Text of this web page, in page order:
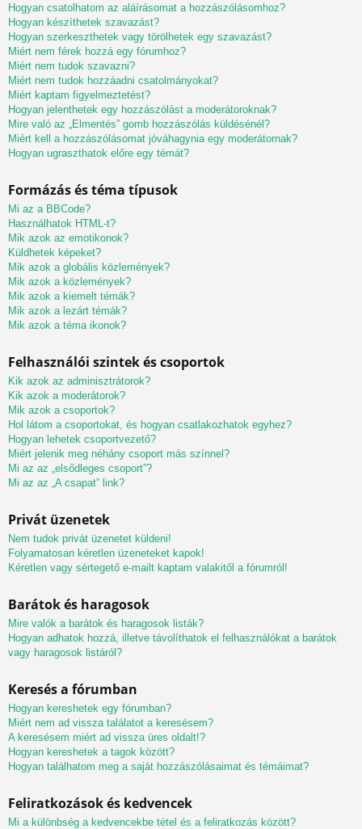
Hogyan csatolhatom az aláírásomat a hozzászólásomhoz?
Hogyan készíthetek szavazást?
Hogyan szerkeszthetek vagy törölhetek egy szavazást?
Miért nem férek hozzá egy fórumhoz?
Miért nem tudok szavazni?
Miért nem tudok hozzáadni csatolmányokat?
Miért kaptam figyelmeztetést?
Hogyan jelenthetek egy hozzászólást a moderátoroknak?
Mire való az „Elmentés” gomb hozzászólás küldésénél?
Miért kell a hozzászólásomat jóváhagynia egy moderátornak?
Hogyan ugraszthatok előre egy témát?
Formázás és téma típusok
Mi az a BBCode?
Használhatok HTML-t?
Mik azok az emotikonok?
Küldhetek képeket?
Mik azok a globális közlemények?
Mik azok a közlemények?
Mik azok a kiemelt témák?
Mik azok a lezárt témák?
Mik azok a téma ikonok?
Felhasználói szintek és csoportok
Kik azok az adminisztrátorok?
Kik azok a moderátorok?
Mik azok a csoportok?
Hol látom a csoportokat, és hogyan csatlakozhatok egyhez?
Hogyan lehetek csoportvezető?
Miért jelenik meg néhány csoport más színnel?
Mi az az „elsődleges csoport”?
Mi az az „A csapat” link?
Privát üzenetek
Nem tudok privát üzenetet küldeni!
Folyamatosan kéretlen üzeneteket kapok!
Kéretlen vagy sértegető e-mailt kaptam valakitől a fórumról!
Barátok és haragosok
Mire valók a barátok és haragosok listák?
Hogyan adhatok hozzá, illetve távolíthatok el felhasználókat a barátok
vagy haragosok listáról?
Keresés a fórumban
Hogyan kereshetek egy fórumban?
Miért nem ad vissza találatot a keresésem?
A keresésem miért ad vissza üres oldalt!?
Hogyan kereshetek a tagok között?
Hogyan találhatom meg a saját hozzászólásaimat és témáimat?
Feliratkozások és kedvencek
Mi a különbség a kedvencekbe tétel és a feliratkozás között?